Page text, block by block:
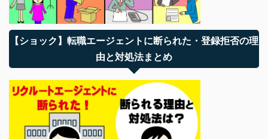
【ショック】転職エージェントに断られた・登録拒否の理
由と対処法まとめ